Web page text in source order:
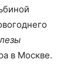
в Москве.